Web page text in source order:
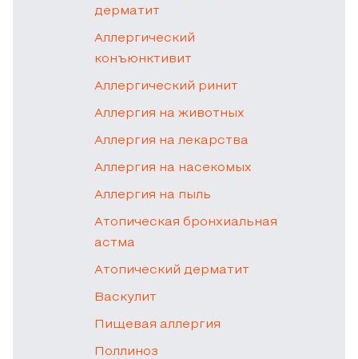
дерматит
Аллергический
конъюнктивит
Аллергический ринит
Аллергия на животных
Аллергия на лекарства
Аллергия на насекомых
Аллергия на пыль
Атопическая бронхиальная
астма
Атопический дерматит
Васкулит
Пищевая аллергия
Поллиноз